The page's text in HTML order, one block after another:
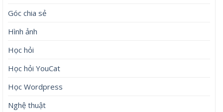
Góc chia sẻ
Hình ảnh
Học hỏi
Học hỏi YouCat
Học Wordpress
Nghệ thuật